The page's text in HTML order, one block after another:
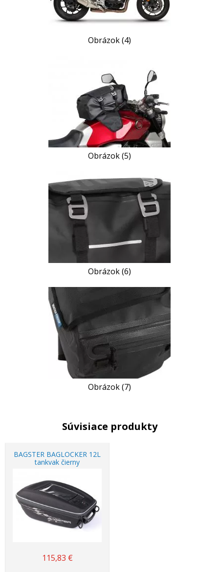
Obrázok (4)
Obrázok (5)
Obrázok (6)
Obrázok (7)
Súvisiace produkty
BAGSTER BAGLOCKER 12L
tankvak čierny
115,83 €